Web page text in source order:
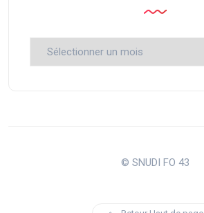
Archives
© SNUDI FO 43